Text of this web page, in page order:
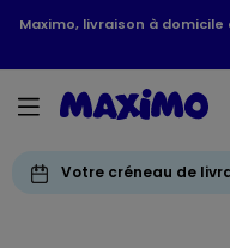
Maximo, livraison à
Votre créneau de